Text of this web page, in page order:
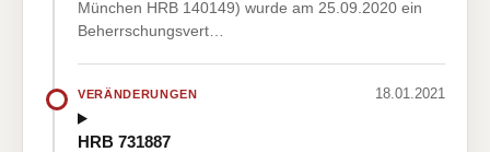
München HRB 140149) wurde am 25.09.2020 ein
Beherrschungsvert…
VERÄNDERUNGEN 18.01.2021
HRB 731887